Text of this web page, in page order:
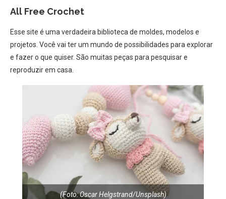
All Free Crochet
Esse site é uma verdadeira biblioteca de moldes, modelos e
projetos. Você vai ter um mundo de possibilidades para explorar
e fazer o que quiser. São muitas peças para pesquisar e
reproduzir em casa.
(Foto: Oscar Helgstrand/Unsplash)